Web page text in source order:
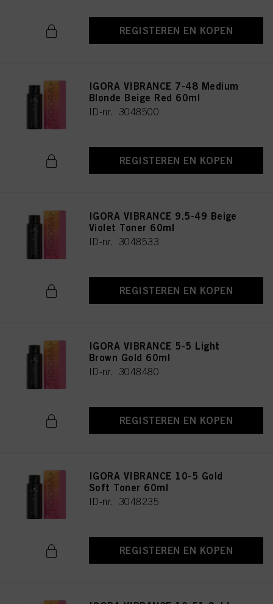
REGISTEREN EN KOPEN
IGORA VIBRANCE 7-48 Medium
Blonde Beige Red 60ml
ID-nr. 3048500
REGISTEREN EN KOPEN
IGORA VIBRANCE 9.5-49 Beige
Violet Toner 60ml
ID-nr. 3048533
REGISTEREN EN KOPEN
IGORA VIBRANCE 5-5 Light
Brown Gold 60ml
ID-nr. 3048480
REGISTEREN EN KOPEN
IGORA VIBRANCE 10-5 Gold
Soft Toner 60ml
ID-nr. 3048235
REGISTEREN EN KOPEN